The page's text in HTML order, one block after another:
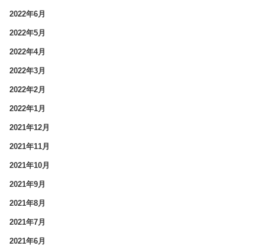
2022年6月
2022年5月
2022年4月
2022年3月
2022年2月
2022年1月
2021年12月
2021年11月
2021年10月
2021年9月
2021年8月
2021年7月
2021年6月